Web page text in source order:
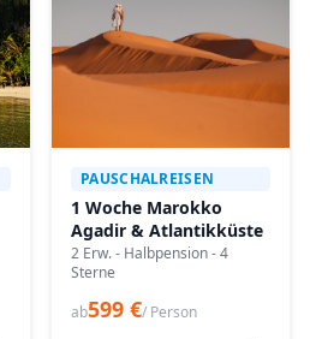
PAUSCHALREISEN
1 Woche Marokko
Agadir & Atlantikküste
2 Erw. - Halbpension - 4
Sterne
ab599 €/ Person